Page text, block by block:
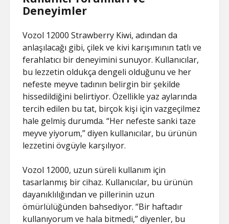
Deneyimler
Vozol 12000 Strawberry Kiwi, adından da
anlaşılacağı gibi, çilek ve kivi karışımının tatlı ve
ferahlatıcı bir deneyimini sunuyor. Kullanıcılar,
bu lezzetin oldukça dengeli olduğunu ve her
nefeste meyve tadının belirgin bir şekilde
hissedildiğini belirtiyor. Özellikle yaz aylarında
tercih edilen bu tat, birçok kişi için vazgeçilmez
hale gelmiş durumda. “Her nefeste sanki taze
meyve yiyorum,” diyen kullanıcılar, bu ürünün
lezzetini övgüyle karşılıyor.
Vozol 12000, uzun süreli kullanım için
tasarlanmış bir cihaz. Kullanıcılar, bu ürünün
dayanıklılığından ve pillerinin uzun
ömürlülüğünden bahsediyor. “Bir haftadır
kullanıyorum ve hala bitmedi,” diyenler, bu